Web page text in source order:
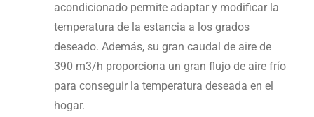
acondicionado permite adaptar y modificar la
temperatura de la estancia a los grados
deseado. Además, su gran caudal de aire de
390 m3/h proporciona un gran flujo de aire frío
para conseguir la temperatura deseada en el
hogar.